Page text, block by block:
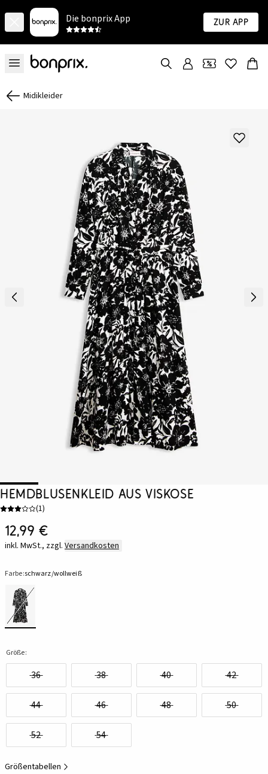
Die bonprix App Zur App
Midikleider
Hemdblusenkleid aus Viskose
(1)
12,99 €
inkl. MwSt., zzgl. Versandkosten
Farbe:schwarz/wollweiß
Größe:
36 38 40 42
44 46 48 50
52 54
Größentabellen